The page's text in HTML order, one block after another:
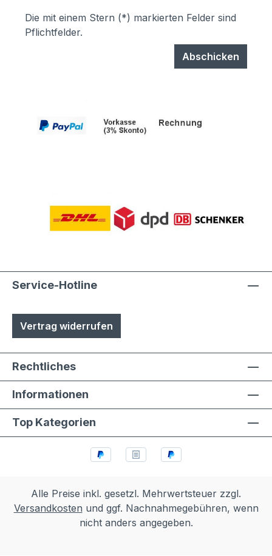
Die mit einem Stern (*) markierten Felder sind
Pflichtfelder.
Abschicken
Service-Hotline
Vertrag widerrufen
Rechtliches
Informationen
Top Kategorien
Alle Preise inkl. gesetzl. Mehrwertsteuer zzgl.
Versandkosten und ggf. Nachnahmegebühren, wenn
nicht anders angegeben.